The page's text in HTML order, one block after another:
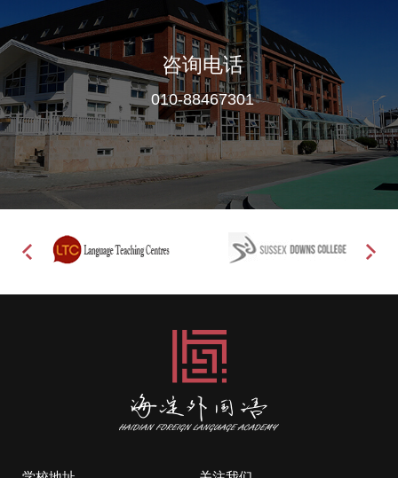
咨询电话
010-88467301